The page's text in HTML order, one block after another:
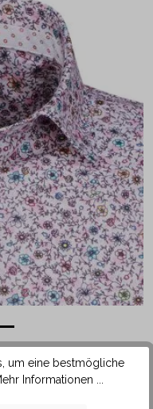
beliebten Kent Form
aneinanderliegenden
um eine bestmögliche
Informationen ...